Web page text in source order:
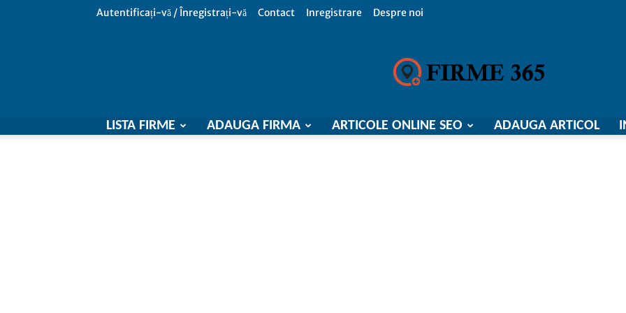
Autentificați-vă / Înregistrați-vă Contact Inregistrare Despre noi
Firme
LISTA FIRME ADAUGA FIRMA ARTICOLE ONLINE SEO ADAUGA ARTICOL